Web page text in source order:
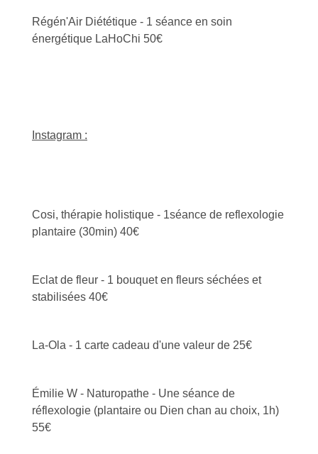
Régén'Air Diététique - 1 séance en soin
énergétique LaHoChi 50€
Instagram :
Cosi, thérapie holistique - 1séance de reflexologie
plantaire (30min) 40€
Eclat de fleur - 1 bouquet en fleurs séchées et
stabilisées 40€
La-Ola - 1 carte cadeau d'une valeur de 25€
Émilie W - Naturopathe - Une séance de
réflexologie (plantaire ou Dien chan au choix, 1h)
55€